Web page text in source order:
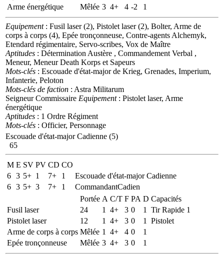
Arme énergétique
Mêlée 3 4+ 4 -2 1
Equipement: Fusil laser (2), Pistolet laser (2), Bolter, Arme de
corps à corps (4), Epée tronçonneuse, Contre-agents Alchemyk,
Etendard régimentaire, Servo-scribes, Vox de Maître
Aptitudes : Détermination Austère , Commandement Verbal ,
Meneur, Meneur Death Korps et Sapeurs
Mots-clés : Escouade d'état-major de Krieg, Grenades, Imperium,
Infanterie, Peloton
Mots-clés de faction : Astra Militarum
Seigneur Commissaire Equipement: Pistolet laser, Arme
énergétique
Aptitudes : 1 Ordre Régiment
Mots-clés : Officier, Personnage
Escouade d'état-major Cadienne (5)
65
M E SV PV CD CO
6 3 5+ 1 7+ 1
Escouade d'état-major Cadienne
6 3 5+ 3 7+ 1
CommandantCadien
Portée A C/T F PA D Capacités
Fusil laser
24 1 4+ 3 0 1
Tir Rapide 1
Pistolet laser
12 1 4+ 3 0 1
Pistolet
Arme de corps à corps Mêlée 1 4+ 4 0
1
Epée tronçonneuse
Mêlée 3 4+ 3 0 1